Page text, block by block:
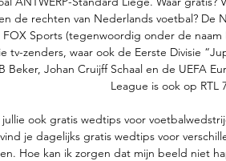
de rechten van Nederlands voetbal? De
FOX Sports (tegenwoordig onder de naam
tv-zenders, waar ook de Eerste Divisie
Beker, Johan Cruijff Schaal en de UEFA
League is ook op RTL
jullie ook gratis wedtips voor
je dagelijks gratis wedtips voor
Hoe kan ik zorgen dat mijn beeld niet